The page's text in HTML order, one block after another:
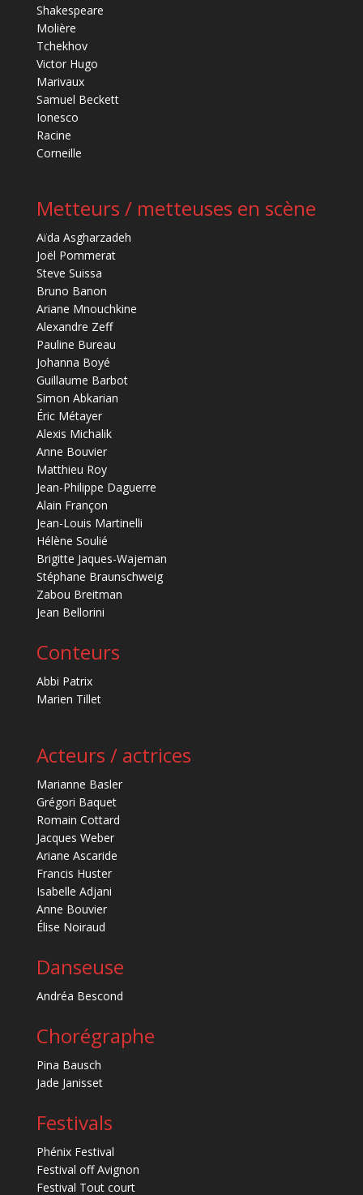
Shakespeare
Molière
Tchekhov
Victor Hugo
Marivaux
Samuel Beckett
Ionesco
Racine
Corneille
Metteurs / metteuses en scène
Aïda Asgharzadeh
Joël Pommerat
Steve Suissa
Bruno Banon
Ariane Mnouchkine
Alexandre Zeff
Pauline Bureau
Johanna Boyé
Guillaume Barbot
Simon Abkarian
Éric Métayer
Alexis Michalik
Anne Bouvier
Matthieu Roy
Jean-Philippe Daguerre
Alain Françon
Jean-Louis Martinelli
Hélène Soulié
Brigitte Jaques-Wajeman
Stéphane Braunschweig
Zabou Breitman
Jean Bellorini
Conteurs
Abbi Patrix
Marien Tillet
Acteurs / actrices
Marianne Basler
Grégori Baquet
Romain Cottard
Jacques Weber
Ariane Ascaride
Francis Huster
Isabelle Adjani
Anne Bouvier
Élise Noiraud
Danseuse
Andréa Bescond
Chorégraphe
Pina Bausch
Jade Janisset
Festivals
Phénix Festival
Festival off Avignon
Festival Tout court